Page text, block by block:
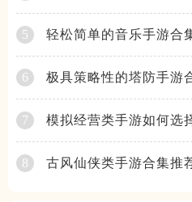
5 轻松简单的音乐手游合
6 极具策略性的塔防手游
7 模拟经营类手游如何选
8 古风仙侠类手游合集推